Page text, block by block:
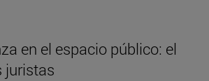
en el espacio público: el
juristas